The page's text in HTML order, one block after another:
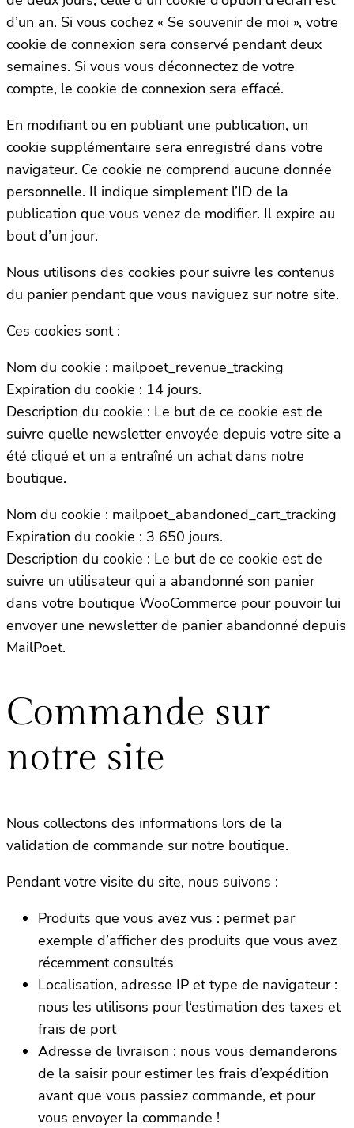
d’un an. Si vous cochez « Se souvenir de moi », votre
cookie de connexion sera conservé pendant deux
semaines. Si vous vous déconnectez de votre
compte, le cookie de connexion sera effacé.
En modifiant ou en publiant une publication, un
cookie supplémentaire sera enregistré dans votre
navigateur. Ce cookie ne comprend aucune donnée
personnelle. Il indique simplement l’ID de la
publication que vous venez de modifier. Il expire au
bout d’un jour.
Nous utilisons des cookies pour suivre les contenus
du panier pendant que vous naviguez sur notre site.
Ces cookies sont :
Nom du cookie : mailpoet_revenue_tracking
Expiration du cookie : 14 jours.
Description du cookie : Le but de ce cookie est de
suivre quelle newsletter envoyée depuis votre site a
été cliqué et un a entraîné un achat dans notre
boutique.
Nom du cookie : mailpoet_abandoned_cart_tracking
Expiration du cookie : 3 650 jours.
Description du cookie : Le but de ce cookie est de
suivre un utilisateur qui a abandonné son panier
dans votre boutique WooCommerce pour pouvoir lui
envoyer une newsletter de panier abandonné depuis
MailPoet.
Commande sur
notre site
Nous collectons des informations lors de la
validation de commande sur notre boutique.
Pendant votre visite du site, nous suivons :
Produits que vous avez vus : permet par
exemple d’afficher des produits que vous avez
récemment consultés
Localisation, adresse IP et type de navigateur :
nous les utilisons pour l‘estimation des taxes et
frais de port
Adresse de livraison : nous vous demanderons
de la saisir pour estimer les frais d’expédition
avant que vous passiez commande, et pour
vous envoyer la commande !